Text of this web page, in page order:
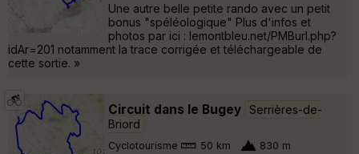
Une autre belle petite rando avec un petit
bonus "spéléologique" Plus d'infos et
photos par ici : lemontbleu.net/PMBurl.php?
idAr=201 notamment la trace corrigée et téléchargeable de
cette sortie. »
Circuit dans le Bugey Serrières-de-
Briord
Cyclotourisme 50 km 830 m